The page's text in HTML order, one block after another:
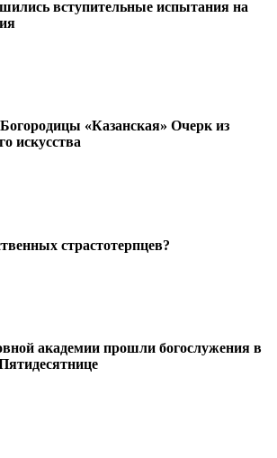
вступительные испытания на
«Казанская» Очерк из
искусства
страстотерпцев?
академии прошли богослужения в